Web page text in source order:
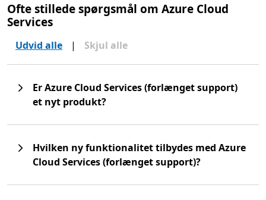
Ofte stillede spørgsmål om Azure Cloud
Services
Udvid alle | Skjul alle
Er Azure Cloud Services (forlænget support)
et nyt produkt?
Hvilken ny funktionalitet tilbydes med Azure
Cloud Services (forlænget support)?